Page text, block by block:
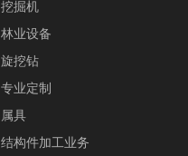
挖掘机
林业设备
旋挖钻
专业定制
属具
结构件加工业务